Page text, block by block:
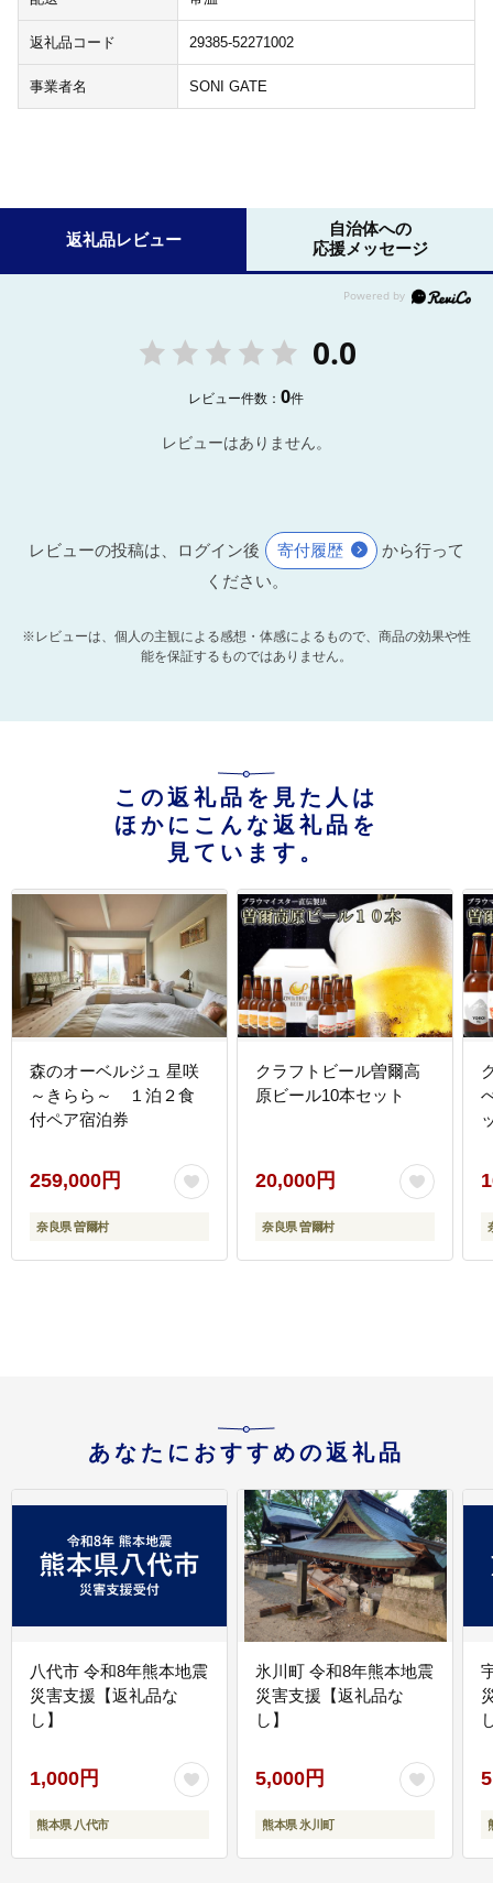
返礼品コード 29385-52271002
事業者名 SONI GATE
返礼品レビュー
自治体への
応援メッセージ
0.0
レビュー件数：0件
レビューはありません。
レビューの投稿は、ログイン後 寄付履歴
から行って
ください。
※レビューは、個人の主観による感想・体感によるもので、商品の効果や性
能を保証するものではありません。
この返礼品を見た人は
ほかにこんな返礼品を
見ています。
森のオーベルジュ 星咲
～きらら～ １泊２食
付ペア宿泊券
259,000円
奈良県 曽爾村
クラフトビール曽爾高
原ビール10本セット
20,000円
奈良県 曽爾村
あなたにおすすめの返礼品
八代市 令和8年熊本地震
災害支援【返礼品な
し】
1,000円
熊本県 八代市
氷川町 令和8年熊本地震
災害支援【返礼品な
し】
5,000円
熊本県 氷川町